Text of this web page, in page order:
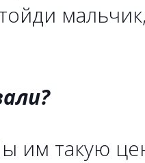
им такую